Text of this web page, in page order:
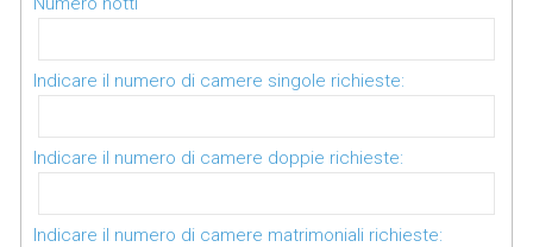
Indicare il numero di camere singole richieste:
Indicare il numero di camere doppie richieste:
Indicare il numero di camere matrimoniali richieste: